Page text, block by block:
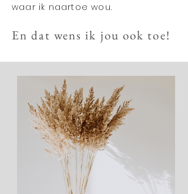
waar ik naartoe wou.
En dat wens ik jou ook toe!